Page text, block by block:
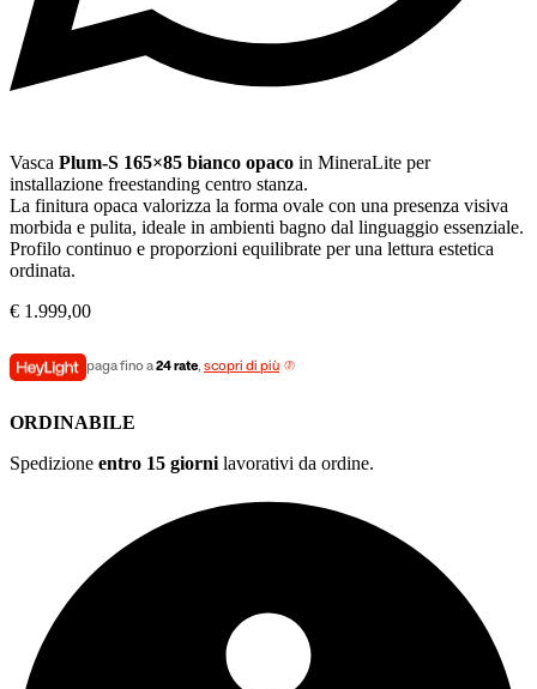
Vasca Plum-S 165×85 bianco opaco in MineraLite per
installazione freestanding centro stanza.
La finitura opaca valorizza la forma ovale con una presenza visiva
morbida e pulita, ideale in ambienti bagno dal linguaggio essenziale.
Profilo continuo e proporzioni equilibrate per una lettura estetica
ordinata.
€ 1.999,00
paga fino a24 rate, scopri di più
ORDINABILE
Spedizione entro 15 giorni lavorativi da ordine.